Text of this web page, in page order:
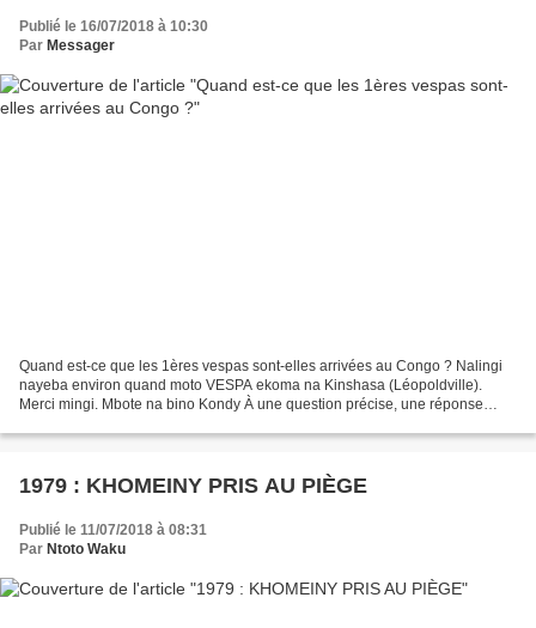
Publié le 16/07/2018 à 10:30
Par Messager
Quand est-ce que les 1ères vespas sont-elles arrivées au Congo ? Nalingi
nayeba environ quand moto VESPA ekoma na Kinshasa (Léopoldville).
Merci mingi. Mbote na bino Kondy À une question précise, une réponse
1979 : KHOMEINY PRIS AU PIÈGE
Publié le 11/07/2018 à 08:31
Par Ntoto Waku